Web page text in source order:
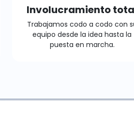
Involucramiento
Trabajamos codo a codo con
equipo desde la idea hasta la
puesta en marcha.